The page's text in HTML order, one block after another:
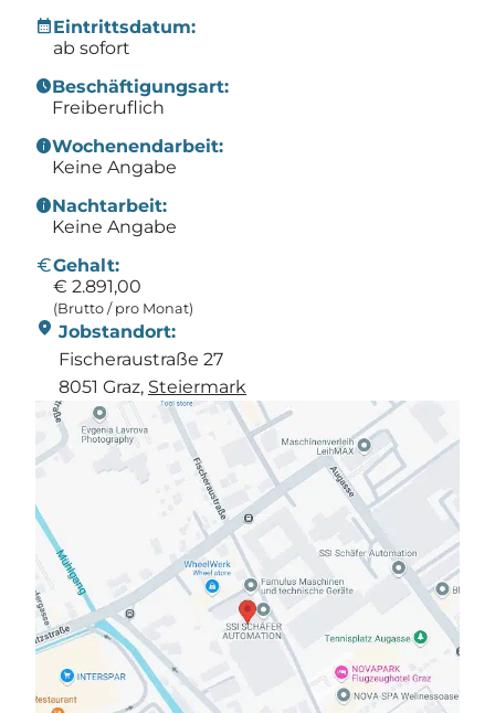
calendar_monthEintrittsdatum:
ab sofort
scheduleBeschäftigungsart:
Freiberuflich
infoWochenendarbeit:
Keine Angabe
infoNachtarbeit:
Keine Angabe
EuroGehalt:
€ 2.891,00
(Brutto / pro Monat)
location_on Jobstandort:
Fischeraustraße 27
8051 Graz, Steier­mark